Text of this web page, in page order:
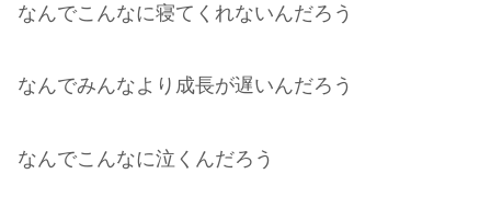
なんでこんなに寝てくれないんだろう
なんでみんなより成長が遅いんだろう
なんでこんなに泣くんだろう